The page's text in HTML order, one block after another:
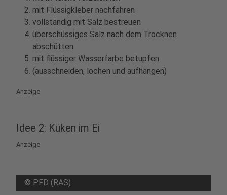
mit Flüssigkleber nachfahren
vollständig mit Salz bestreuen
überschüssiges Salz nach dem Trocknen
abschütten
mit flüssiger Wasserfarbe betupfen
(ausschneiden, lochen und aufhängen)
Anzeige
Idee 2: Küken im Ei
Anzeige
© PFD (RAS)